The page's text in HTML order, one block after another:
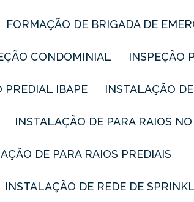
FORMAÇÃO DE BRIGADA DE
CONDOMINIAL INSPEÇÃO
PREDIAL IBAPE INSTALAÇÃO
INSTALAÇÃO DE PARA RAIOS
DE PARA RAIOS PREDIAIS
INSTALAÇÃO DE REDE DE